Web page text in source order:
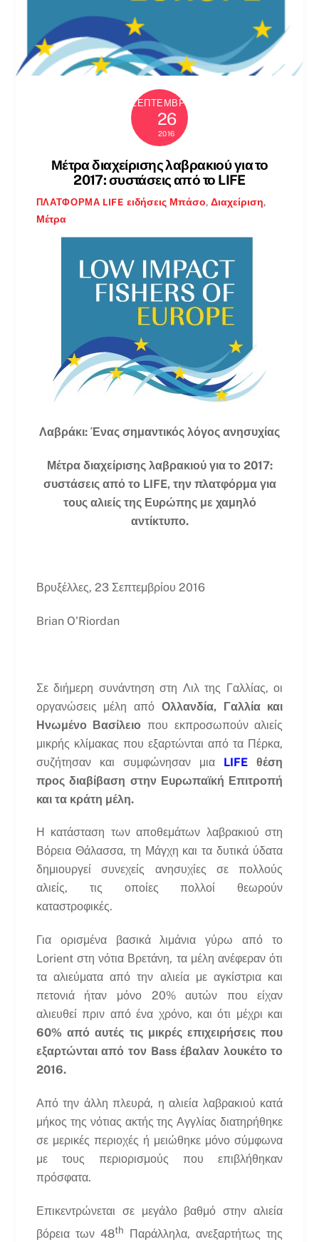
ΣΕΠΤΈΜΒΡΙΟΣ
26
2016
Μέτρα διαχείρισης λαβρακιού για το
2017: συστάσεις από το LIFE
ΠΛΑΤΦΌΡΜΑ LIFE ειδήσεις Μπάσο, Διαχείριση,
Μέτρα
Λαβράκι: Ένας σημαντικός λόγος ανησυχίας
Μέτρα διαχείρισης λαβρακιού για το 2017:
συστάσεις από το LIFE, την πλατφόρμα για
τους αλιείς της Ευρώπης με χαμηλό
αντίκτυπο.
Βρυξέλλες, 23 Σεπτεμβρίου 2016
Brian O'Riordan
Σε διήμερη συνάντηση στη Λιλ της Γαλλίας, οι
οργανώσεις μέλη από Ολλανδία, Γαλλία και
Ηνωμένο Βασίλειο που εκπροσωπούν αλιείς
μικρής κλίμακας που εξαρτώνται από τα Πέρκα,
συζήτησαν και συμφώνησαν μια LIFE
θέση
προς διαβίβαση στην Ευρωπαϊκή Επιτροπή
και τα κράτη μέλη.
Η κατάσταση των αποθεμάτων λαβρακιού στη
Βόρεια Θάλασσα, τη Μάγχη και τα δυτικά ύδατα
δημιουργεί συνεχείς ανησυχίες σε πολλούς
αλιείς, τις οποίες πολλοί θεωρούν
καταστροφικές.
Για ορισμένα βασικά λιμάνια γύρω από το
Lorient στη νότια Βρετάνη, τα μέλη ανέφεραν ότι
τα αλιεύματα από την αλιεία με αγκίστρια και
πετονιά ήταν μόνο 20% αυτών που είχαν
αλιευθεί πριν από ένα χρόνο, και ότι μέχρι και
60% από αυτές τις μικρές επιχειρήσεις που
εξαρτώνται από τον Bass έβαλαν λουκέτο το
2016.
Από την άλλη πλευρά, η αλιεία λαβρακιού κατά
μήκος της νότιας ακτής της Αγγλίας διατηρήθηκε
σε μερικές περιοχές ή μειώθηκε μόνο σύμφωνα
με τους περιορισμούς που επιβλήθηκαν
πρόσφατα.
Επικεντρώνεται σε μεγάλο βαθμό στην αλιεία
βόρεια των 48th
Παράλληλα, ανεξαρτήτως της